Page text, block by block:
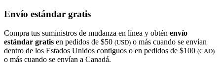
Envío estándar gratis
Compra tus suministros de mudanza en línea y obtén envío
estándar gratis en pedidos de $50 (USD) o más cuando se envían
dentro de los Estados Unidos contiguos o en pedidos de $100 (CAD)
o más cuando se envían a Canadá.